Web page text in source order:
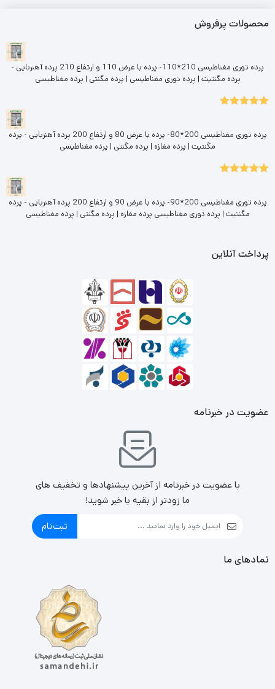
محصولات پرفروش
پرده توری مغناطیسی 210*110- پرده با عرض 110 و ارتفاع 210 پرده آهنربایی -
پرده مگنتیت | پرده توری مغناطیسی | پرده مگنتی | پرده مغناطیسی
پرده توری مغناطیسی 200*80- پرده با عرض 80 و ارتفاع 200 پرده آهنربایی - پرده
مگنتیت | پرده مغازه | پرده مگنتی | پرده مغناطیسی
پرده توری مغناطیسی 200*90- پرده با عرض 90 و ارتفاع 200 پرده آهنربایی - پرده
مگنتیت | پرده توری مغناطیسی پرده مغازه | پرده مگنتی | پرده مغناطیسی
پرداخت آنلاین
عضویت در خبرنامه
با عضویت در خبرنامه از آخرین پیشنهادها و تخفیف های
ما زودتر از بقیه با خبر شوید!
ثبت‌نام
نمادهای ما